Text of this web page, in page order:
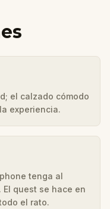
el calzado cómodo
experiencia.
tenga al
El quest se hace en
el rato.